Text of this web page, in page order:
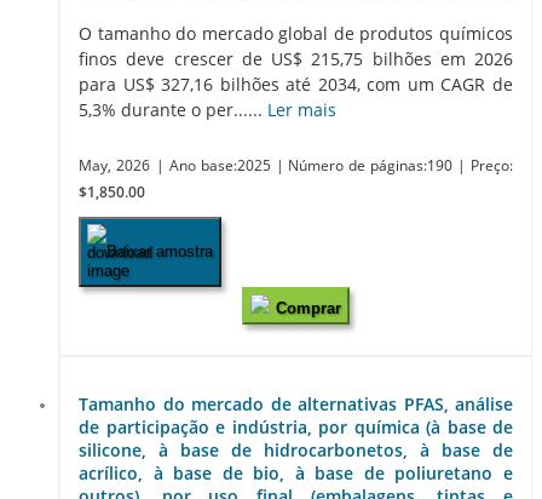
O tamanho do mercado global de produtos químicos
finos deve crescer de US$ 215,75 bilhões em 2026
para US$ 327,16 bilhões até 2034, com um CAGR de
5,3% durante o per...... Ler mais
May, 2026 | Ano base:2025 | Número de páginas:190 | Preço:
$1,850.00
Baixar amostra
Comprar
Tamanho do mercado de alternativas PFAS, análise
de participação e indústria, por química (à base de
silicone, à base de hidrocarbonetos, à base de
acrílico, à base de bio, à base de poliuretano e